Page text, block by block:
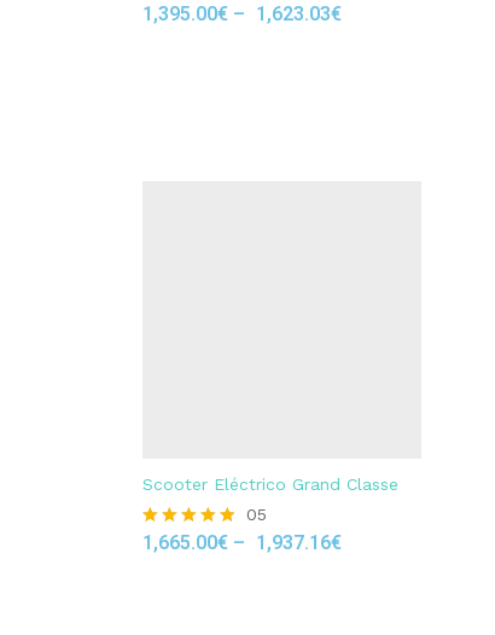
Rated
1,395.00€ – 1,623.03€
Scooter Eléctrico Grand Classe
Rated
05
1,665.00€ – 1,937.16€